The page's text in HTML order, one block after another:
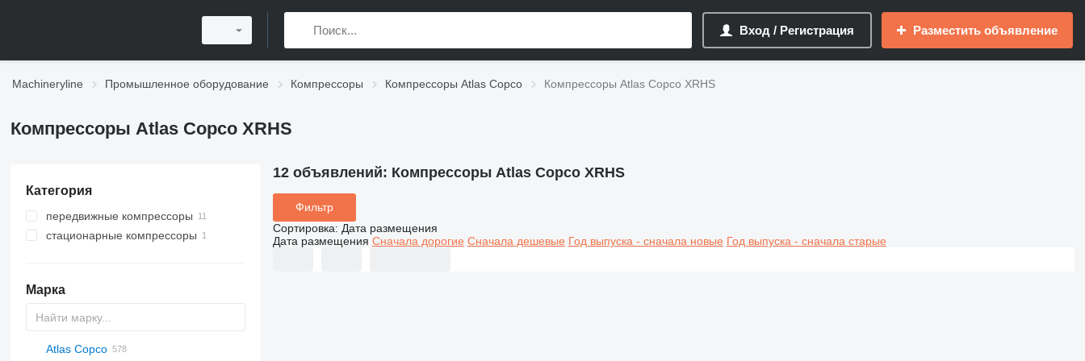
Вход / Регистрация Разместить объявление
Machineryline Промышленное оборудование Компрессоры Компрессоры Atlas Copco Компрессоры Atlas Copco XRHS
Компрессоры Atlas Copco XRHS
Категория
передвижные компрессоры
стационарные компрессоры
Марка
PDS
Atlas Copco
12 объявлений: Компрессоры Atlas Copco XRHS
Фильтр
Сортировка: Дата размещения
Дата размещения Сначала дорогие Сначала дешевые Год выпуска - сначала новые Год выпуска - сначала старые